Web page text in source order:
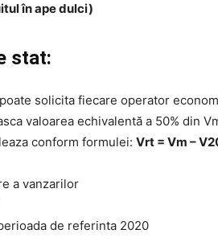
în ape dulci)
stat:
solicita fiecare operator
valoarea echivalentă a 50% din
conform formulei: Vrt = Vm –
a vanzarilor
de referinta 2020